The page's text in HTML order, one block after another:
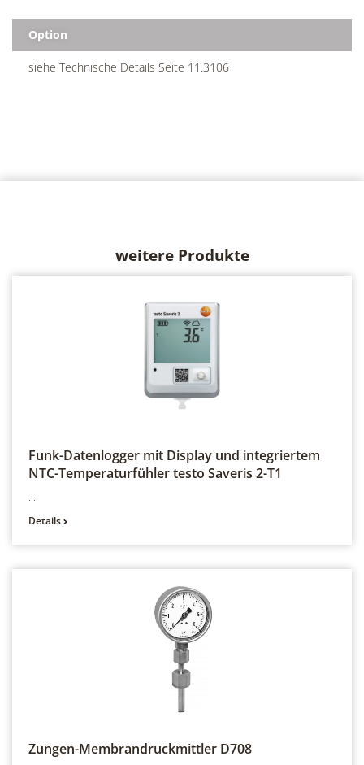
Option
siehe Technische Details Seite 11.3106
weitere Produkte
Funk-Datenlogger mit Display und integriertem
NTC-Temperaturfühlertesto Saveris 2-T1
...
Details
Zungen-Membrandruckmittler D708